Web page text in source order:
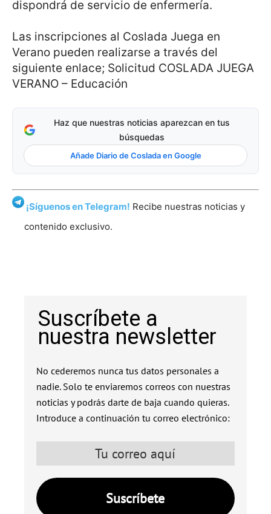
dispondrá de servicio de enfermería.
Las inscripciones al Coslada Juega en
Verano pueden realizarse a través del
siguiente enlace; Solicitud COSLADA JUEGA
VERANO – Educación
Haz que nuestras noticias aparezcan en tus
búsquedas
Añade Diario de Coslada en Google
¡Síguenos en Telegram! Recibe nuestras noticias y
contenido exclusivo.
Suscríbete a
nuestra newsletter
No cederemos nunca tus datos personales a
nadie. Solo te enviaremos correos con nuestras
noticias y podrás darte de baja cuando quieras.
Introduce a continuación tu correo electrónico: